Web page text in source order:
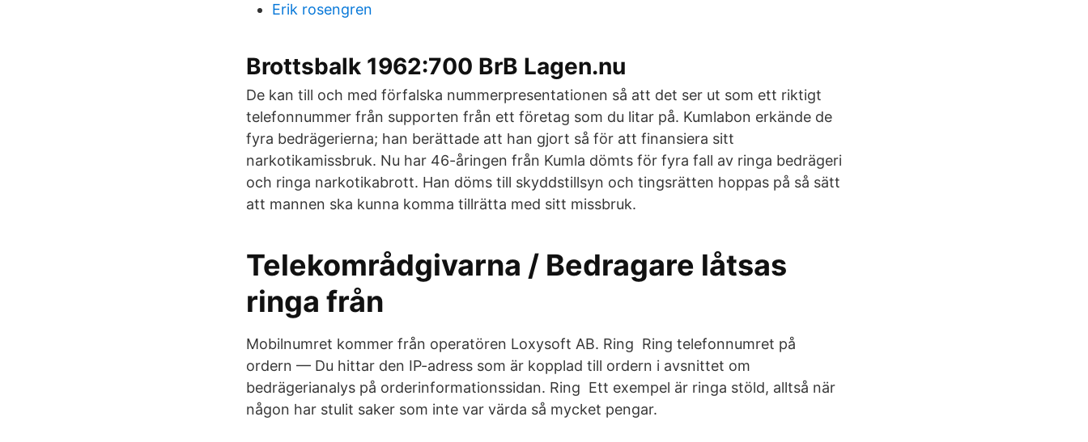
Erik rosengren
Brottsbalk 1962:700 BrB Lagen.nu
De kan till och med förfalska nummerpresentationen så att det ser ut som ett riktigt
telefonnummer från supporten från ett företag som du litar på. Kumlabon erkände de
fyra bedrägerierna; han berättade att han gjort så för att finansiera sitt
narkotikamissbruk. Nu har 46-åringen från Kumla dömts för fyra fall av ringa bedrägeri
och ringa narkotikabrott. Han döms till skyddstillsyn och tingsrätten hoppas på så sätt
att mannen ska kunna komma tillrätta med sitt missbruk.
Telekområdgivarna / Bedragare låtsas
ringa från
Mobilnumret kommer från operatören Loxysoft AB. Ring Ring telefonnumret på
ordern — Du hittar den IP-adress som är kopplad till ordern i avsnittet om
bedrägerianalys på orderinformationssidan. Ring Ett exempel är ringa stöld, alltså när
någon har stulit saker som inte var värda så mycket pengar.